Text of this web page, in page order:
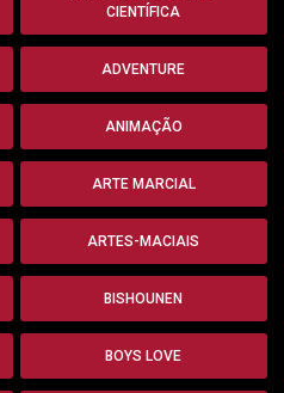
CIENTÍFICA
ADVENTURE
ANIMAÇÃO
ARTE MARCIAL
ARTES-MACIAIS
BISHOUNEN
BOYS LOVE